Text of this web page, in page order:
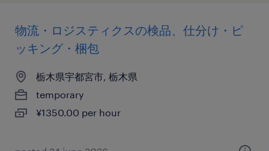
物流・ロジスティクスの検品、仕分け・ピ
ッキング・梱包
栃木県宇都宮市, 栃木県
temporary
¥1350.00 per hour